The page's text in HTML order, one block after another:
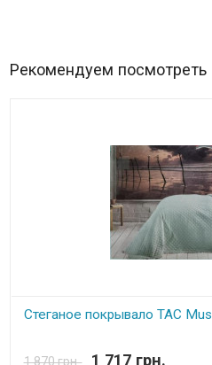
Рекомендуем посмотреть
Стеганое покрывало TAC
1 870 грн.
1 717 грн.